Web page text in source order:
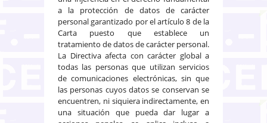
a la protección de datos de carácter
personal garantizado por el artículo 8 de la
Carta puesto que establece un
tratamiento de datos de carácter personal.
La Directiva afecta con carácter global a
todas las personas que utilizan servicios
de comunicaciones electrónicas, sin que
las personas cuyos datos se conservan se
encuentren, ni siquiera indirectamente, en
una situación que pueda dar lugar a